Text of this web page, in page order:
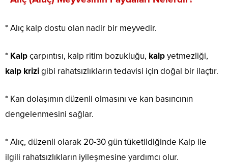
* Alıç kalp dostu olan nadir bir meyvedir.
* Kalpçarpıntısı, kalp ritim bozukluğu, kalpyetmezliği,
kalp krizigibi rahatsızlıkların tedavisi için doğal bir ilaçtır.
* Kan dolaşımın düzenli olmasını ve kan basıncının
dengelenmesini sağlar.
* Alıç, düzenli olarak 20-30 gün tüketildiğinde Kalp ile
ilgili rahatsızlıkların iyileşmesine yardımcı olur.